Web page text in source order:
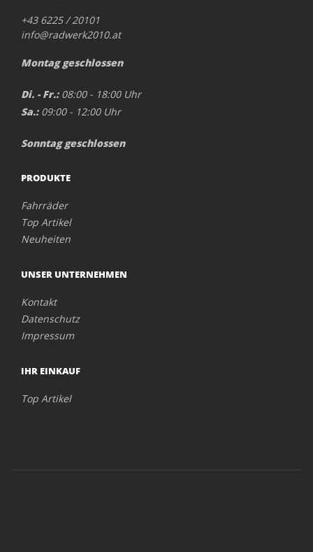
+43 6225 / 20101
info@radwerk2010.at
Montag geschlossen
Di. - Fr.:08:00 - 18:00 Uhr
Sa.:09:00 - 12:00 Uhr
Sonntag geschlossen
PRODUKTE
Fahrräder
Top Artikel
Neuheiten
UNSER UNTERNEHMEN
Kontakt
Datenschutz
Impressum
IHR EINKAUF
Top Artikel